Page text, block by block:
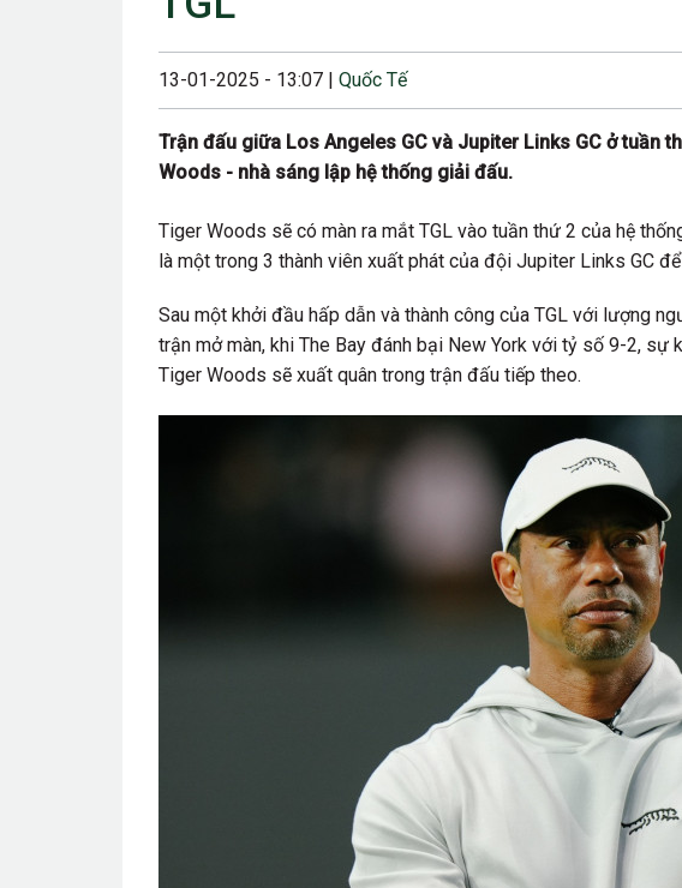
28/06/2024 12:00 chiều
Giải
Giải
lần
25/04/2024 6:00 sáng
Giải
22/12/2023 12:30 chiều
Giải
13-01-2025 - 13:07 | Quốc Tế
Trận đấu giữa Los Angeles GC và Jupiter Links GC ở tuần
Woods - nhà sáng lập hệ thống giải đấu.
Tiger Woods sẽ có màn ra mắt TGL vào tuần thứ 2 của hệ
là một trong 3 thành viên xuất phát của đội Jupiter Links GC
Sau một khởi đầu hấp dẫn và thành công của TGL với lượng
trận mở màn, khi The Bay đánh bại New York với tỷ số 9-2, sự
Tiger Woods sẽ xuất quân trong trận đấu tiếp theo.